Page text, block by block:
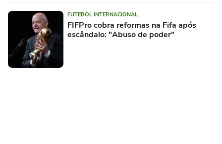
FUTEBOL INTERNACIONAL
FIFPro cobra reformas na Fifa após
escândalo: "Abuso de poder"